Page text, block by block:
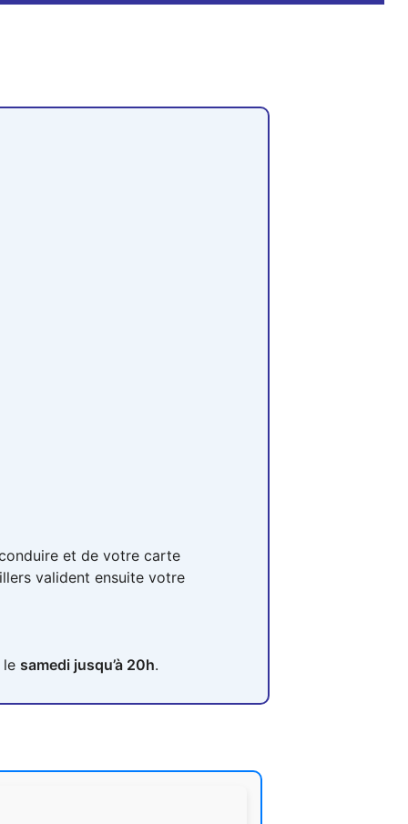
et de votre carte
valident ensuite votre
le samedi jusqu’à 20h.